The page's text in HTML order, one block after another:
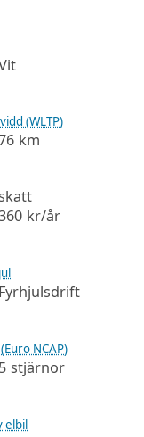
(WLTP)
km
kr/år
Fyrhjulsdrift
NCAP)
5 stjärnor
elbil